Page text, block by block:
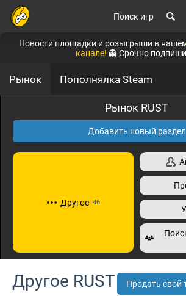
Поиск игр
Новости площадки и розыгрыши в
канале! 👻 Срочно
Рынок Пополнялка Steam
Рынок RUST
Добавить новый раздел
Другое 46
Другое RUST Продать свой